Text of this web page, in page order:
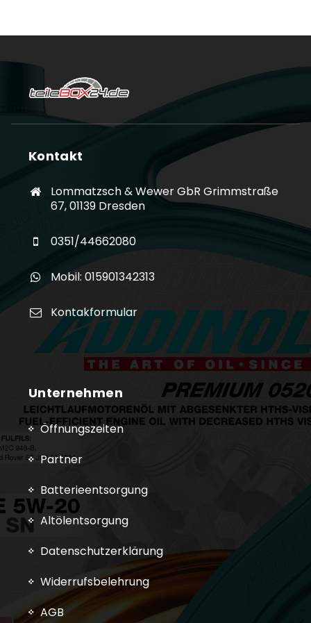
Kontakt
Lommatzsch & Wewer GbR Grimmstraße
67, 01139 Dresden
0351/44662080
Mobil: 015901342313
Kontakformular
Unternehmen
Öffnungszeiten
Partner
Batterieentsorgung
Altölentsorgung
Datenschutzerklärung
Widerrufsbelehrung
AGB